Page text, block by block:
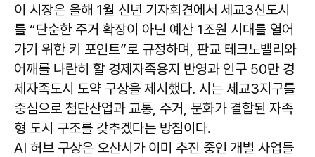
이 시장은 올해 1월 신년 기자회견에서 세교3신도시
를 “단순한 주거 확장이 아닌 예산 1조원 시대를 열어
가기 위한 키 포인트”로 규정하며, 판교 테크노밸리와
어깨를 나란히 할 경제자족용지 반영과 인구 50만 경
제자족도시 도약 구상을 제시했다. 시는 세교3지구를
중심으로 첨단산업과 교통, 주거, 문화가 결합된 자족
형 도시 구조를 갖추겠다는 방침이다.
AI 허브 구상은 오산시가 이미 추진 중인 개별 사업들